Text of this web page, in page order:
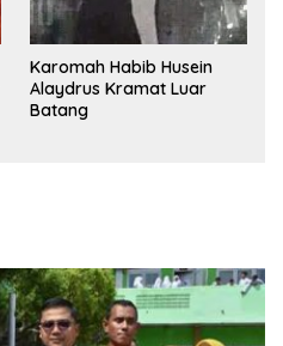
Karomah Habib Husein
Alaydrus Kramat Luar
Batang